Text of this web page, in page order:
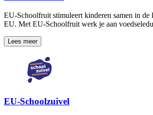
EU-Schoolfruit stimuleert kinderen samen in
EU. Met EU-Schoolfruit werk je aan
Lees meer
EU-Schoolzuivel